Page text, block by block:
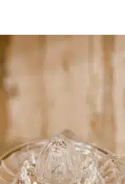
AJOUTER AU PANIER